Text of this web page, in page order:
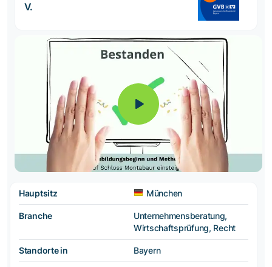
V.
Hauptsitz München
Branche
Unternehmensberatung,
Wirtschaftsprüfung, Recht
Standorte in Bayern